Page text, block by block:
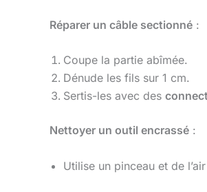
Réparer un câble sectionné :
Coupe la partie abîmée.
Dénude les fils sur 1 cm.
Sertis-les avec des
Nettoyer un outil encrassé :
Utilise un pinceau et de